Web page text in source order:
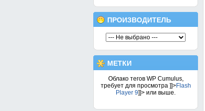
ПРОИЗВОДИТЕЛЬ
МЕТКИ
Облако тегов WP Cumulus,
требует для просмотра ]]>Flash
Player 9]]> или выше.